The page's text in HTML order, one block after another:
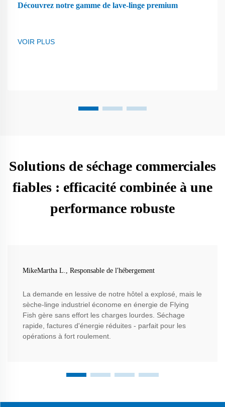
Découvrez notre gamme de lave-linge premium
VOIR PLUS
Solutions de séchage commerciales
fiables : efficacité combinée à une
performance robuste
MikeMartha L., Responsable de l'hébergement
La demande en lessive de notre hôtel a explosé, mais le
sèche-linge industriel économe en énergie de Flying
Fish gère sans effort les charges lourdes. Séchage
rapide, factures d'énergie réduites - parfait pour les
opérations à fort roulement.